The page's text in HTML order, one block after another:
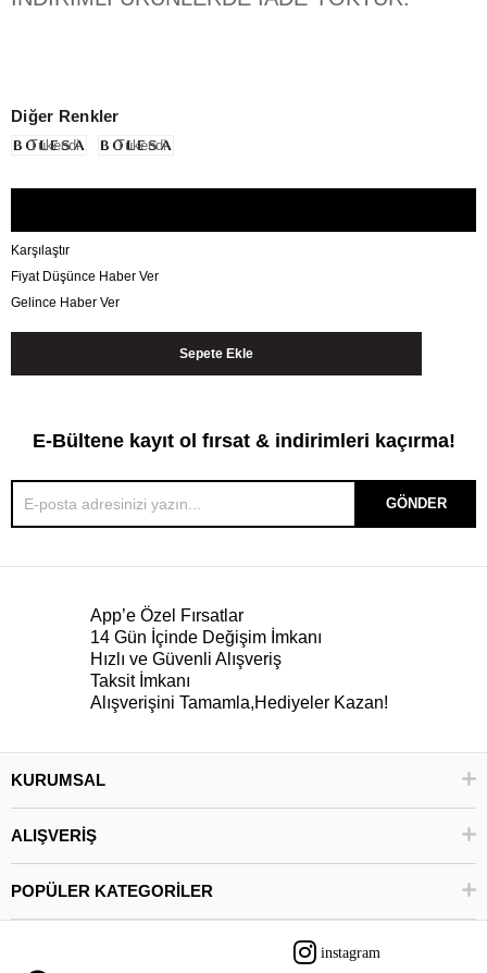
Diğer Renkler
Tükendi Tükendi
Karşılaştır
Fiyat Düşünce Haber Ver
Gelince Haber Ver
E-Bültene kayıt ol fırsat & indirimleri kaçırma!
GÖNDER
App’e Özel Fırsatlar
14 Gün İçinde Değişim İmkanı
Hızlı ve Güvenli Alışveriş
Taksit İmkanı
Alışverişini Tamamla,Hediyeler Kazan!
KURUMSAL
ALIŞVERİŞ
POPÜLER KATEGORİLER
instagram